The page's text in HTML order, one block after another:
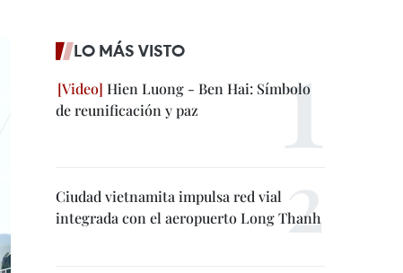
LO MÁS VISTO
Hien Luong - Ben Hai: Símbolo
de reunificación y paz
Ciudad vietnamita impulsa red vial
integrada con el aeropuerto Long Thanh